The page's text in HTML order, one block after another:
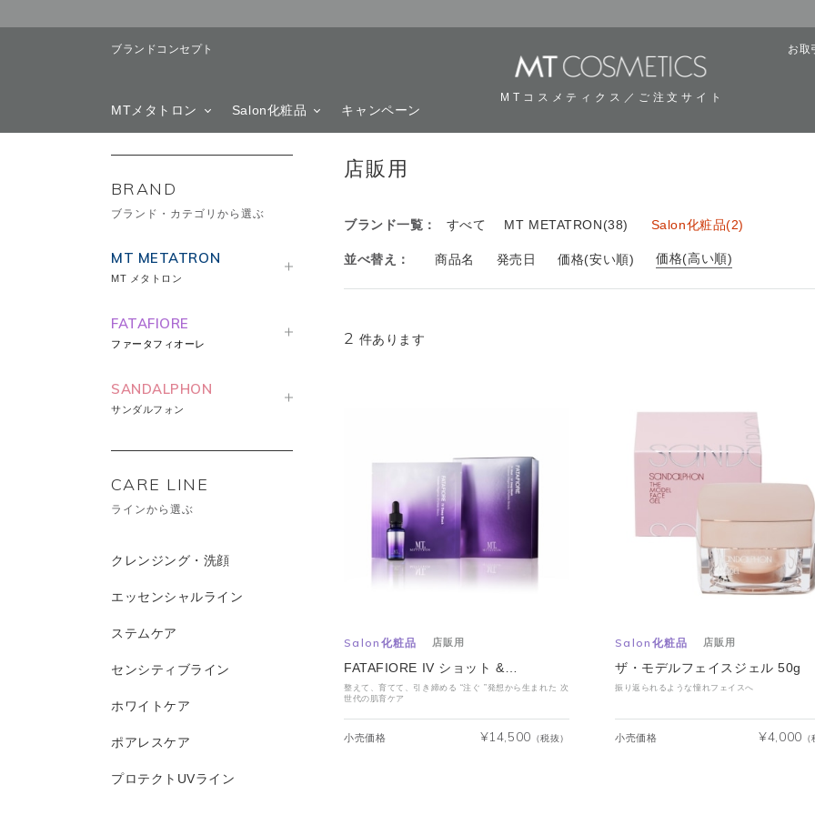
MTコスメティクス／ご注文サイト
ブランドコンセプト お取
MTメタトロン Salon化粧品 キャンペーン
店販用
ブランド一覧： すべて MT METATRON(38) Salon化粧品(2)
並べ替え： 商品名 発売日 価格(安い順) 価格(高い順)
2 件あります
Salon化粧品 店販用
FATAFIORE IV ショット &…
整えて、育てて、引き締める “注ぐ ”発想から生まれた 次
世代の肌育ケア
小売価格 ¥14,500 （税抜）
Salon化粧品 店販用
ザ・モデルフェイスジェル 50g
振り返られるような憧れフェイスへ
小売価格 ¥4,000
BRAND
ブランド・カテゴリから選ぶ
MT METATRON
MT メタトロン
FATAFIORE
ファータフィオーレ
SANDALPHON
サンダルフォン
CARE LINE
ラインから選ぶ
クレンジング・洗顔
エッセンシャルライン
ステムケア
センシティブライン
ホワイトケア
ポアレスケア
プロテクトUVライン